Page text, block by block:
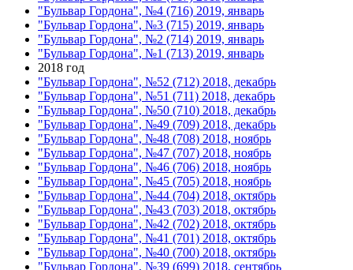
"Бульвар Гордона", №4 (716) 2019, январь
"Бульвар Гордона", №3 (715) 2019, январь
"Бульвар Гордона", №2 (714) 2019, январь
"Бульвар Гордона", №1 (713) 2019, январь
2018 год
"Бульвар Гордона", №52 (712) 2018, декабрь
"Бульвар Гордона", №51 (711) 2018, декабрь
"Бульвар Гордона", №50 (710) 2018, декабрь
"Бульвар Гордона", №49 (709) 2018, декабрь
"Бульвар Гордона", №48 (708) 2018, ноябрь
"Бульвар Гордона", №47 (707) 2018, ноябрь
"Бульвар Гордона", №46 (706) 2018, ноябрь
"Бульвар Гордона", №45 (705) 2018, ноябрь
"Бульвар Гордона", №44 (704) 2018, октябрь
"Бульвар Гордона", №43 (703) 2018, октябрь
"Бульвар Гордона", №42 (702) 2018, октябрь
"Бульвар Гордона", №41 (701) 2018, октябрь
"Бульвар Гордона", №40 (700) 2018, октябрь
"Бульвар Гордона", №39 (699) 2018, сентябрь